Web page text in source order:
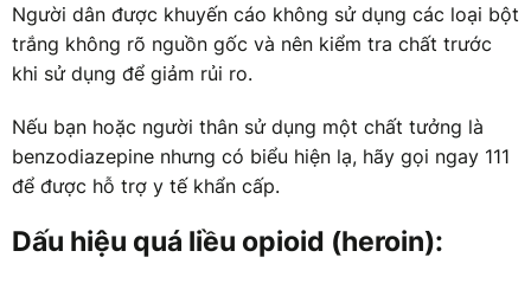
Người dân được khuyến cáo không sử dụng các loại bột
trắng không rõ nguồn gốc và nên kiểm tra chất trước
khi sử dụng để giảm rủi ro.
Nếu bạn hoặc người thân sử dụng một chất tưởng là
benzodiazepine nhưng có biểu hiện lạ, hãy gọi ngay 111
để được hỗ trợ y tế khẩn cấp.
Dấu hiệu quá liều opioid (heroin):